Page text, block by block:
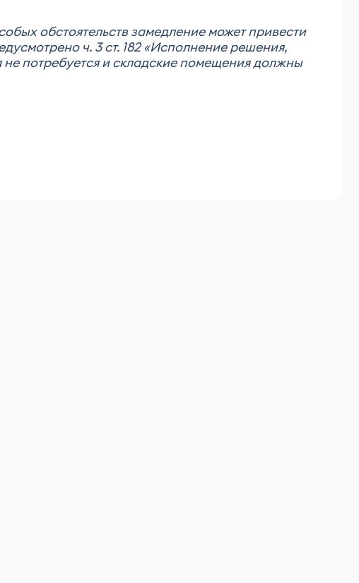
обстоятельств замедление может привести
ч. 3 ст. 182 «Исполнение решения,
потребуется и складские помещения должны